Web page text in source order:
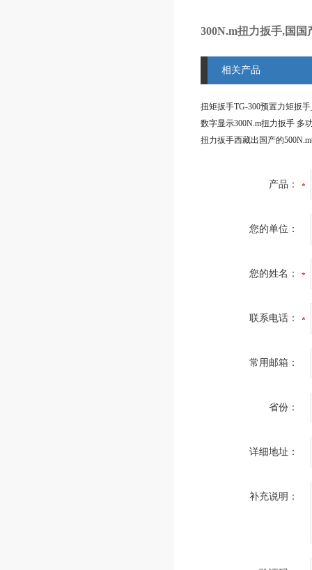
300N.m扭力扳手,国国
相关产品
扭力扳手西藏出国产的
产品：
您的单位：
您的姓名：
联系电话：
常用邮箱：
省份：
详细地址：
补充说明：